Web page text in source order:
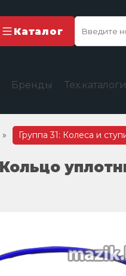
Каталог
Бренды Тех.каталоги
» Группа 31: Колеса и
Кольцо